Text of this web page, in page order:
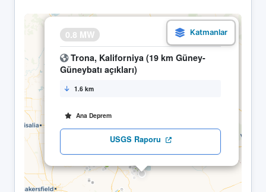
0.8 MW 29.04 20:21
Trona, Kaliforniya (19 km Güney-
Güneybatı açıkları)
1.6 km
Ana Deprem
USGS Raporu
×